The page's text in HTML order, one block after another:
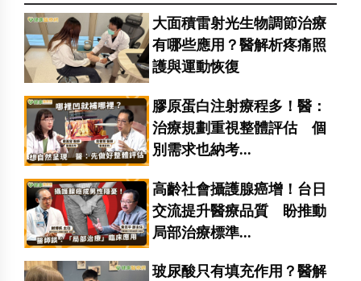
大面積雷射光生物調節治療
有哪些應用？醫解析疼痛照
護與運動恢復
膠原蛋白注射療程多！醫：
治療規劃重視整體評估 個
別需求也納考...
高齡社會攝護腺癌增！台日
交流提升醫療品質 盼推動
局部治療標準...
玻尿酸只有填充作用？醫解